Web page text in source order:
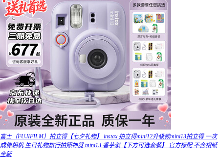
富士（FUJIFILM）拍立得【七夕礼物】 instax 拍立得mini12升级款mini13拍立得 一次
成像相机 生日礼物旅行拍照神器 mini13 香芋紫【下方可选套餐】 官方标配 不含相纸
全新